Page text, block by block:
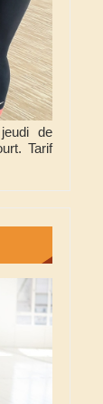
de
Tarif